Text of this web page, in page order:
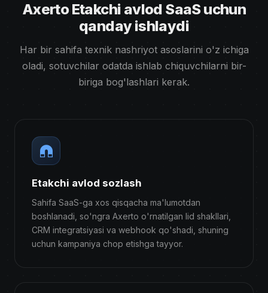
Axerto Etakchi avlod SaaS uchun
qanday ishlaydi
Har bir sahifa texnik nashriyot asoslarini o'z ichiga
oladi, sotuvchilar odatda ishlab chiquvchilarni bir-
biriga bog'lashlari kerak.
Etakchi avlod sozlash
Sahifa SaaS-ga xos qisqacha ma'lumotdan
boshlanadi, so'ngra Axerto o'rnatilgan lid shakllari,
CRM integratsiyasi va webhook qo'shadi, shuning
uchun kampaniya chop etishga tayyor.